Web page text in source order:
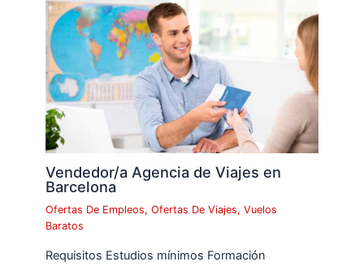
Vendedor/a Agencia de Viajes en
Barcelona
Ofertas De Empleos,Ofertas De Viajes,Vuelos
Baratos
Requisitos Estudios mínimos Formación